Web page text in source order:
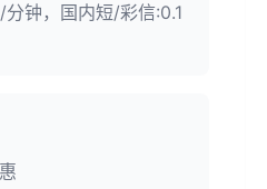
钟，国内短/彩信:0.1